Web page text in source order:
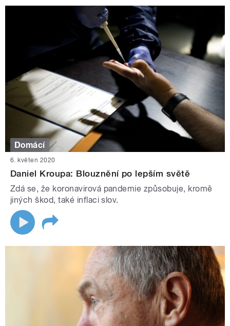
Domácí
6. květen 2020
Daniel Kroupa: Blouznění po lepším světě
Zdá se, že koronavirová pandemie způsobuje, kromě
jiných škod, také inflaci slov.